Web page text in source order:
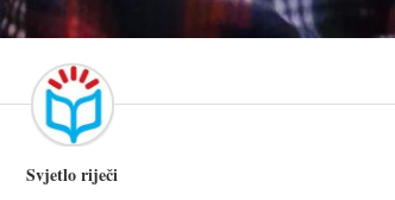
Svjetlo riječi